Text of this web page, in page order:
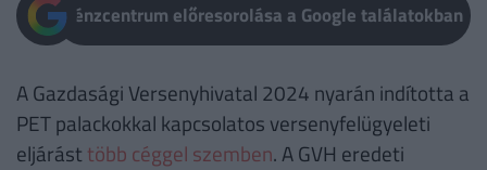
Pénzcentrum előresorolása a Google találatokban
A Gazdasági Versenyhivatal 2024 nyarán indította a
PET palackokkal kapcsolatos versenyfelügyeleti
eljárásttöbb céggel szemben. A GVH eredeti